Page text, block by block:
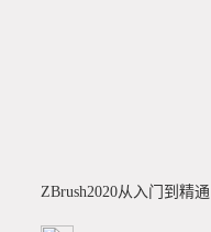
ZBrush2020从入门到精通